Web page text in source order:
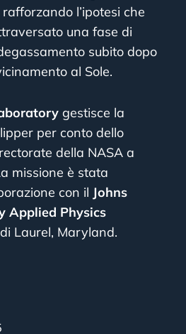
l’ipotesi che
una fase di
subito dopo
al Sole.
gestisce la
per conto dello
della NASA a
missione è stata
con il Johns
Applied Physics
di Laurel, Maryland.